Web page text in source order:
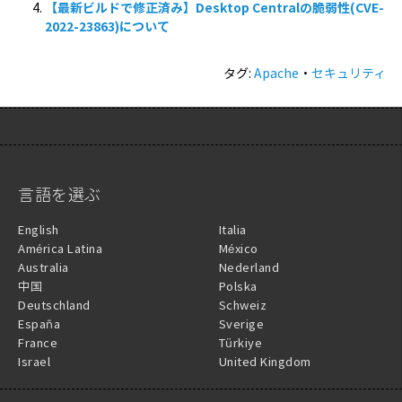
【最新ビルドで修正済み】Desktop Centralの脆弱性(CVE-
2022-23863)について
タグ:Apache ・セキュリティ
言語を選ぶ
English
América Latina
Australia
中国
Deutschland
España
France
Israel
Italia
México
Nederland
Polska
Schweiz
Sverige
Türkiye
United Kingdom